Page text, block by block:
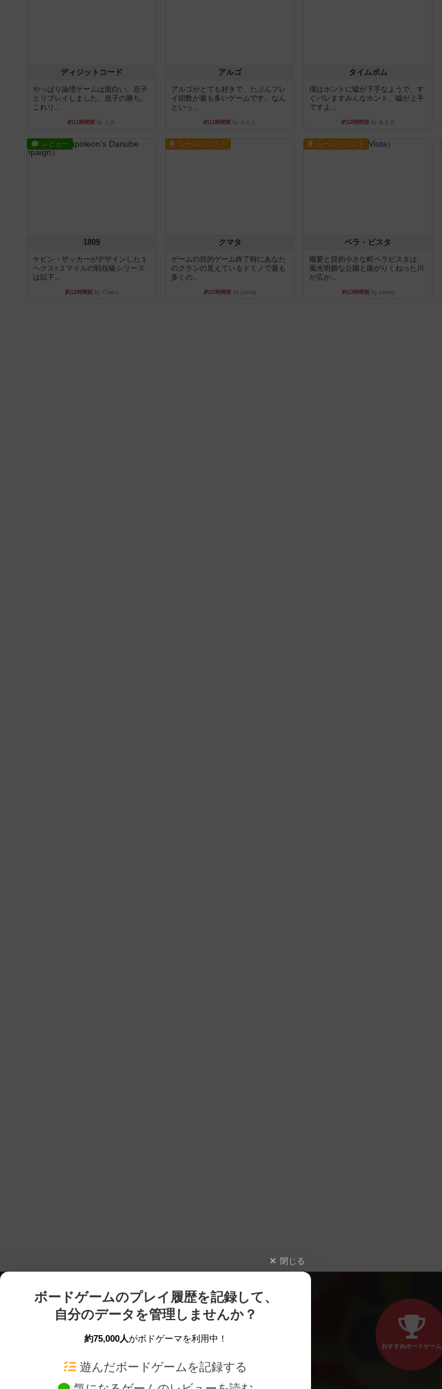
ディジットコード
やっぱり論理ゲームは面白い。息子
とリプレイしました。息子の勝ち。
これリ...
約11時間前 by くみ
アルゴ
アルゴがとても好きで、たぶんプレ
イ回数が最も多いゲームです。なん
といっ...
約11時間前by おとん
タイムボム
僕はホントに嘘が下手なようで、す
ぐバレますみんなホント、嘘が上手
ですよ...
約12時間前by あまる
レビュー
1809
ケビン・ザッカーがデザインした１
ヘクス=２マイルの戦役級シリーズ
は以下...
約12時間前by Chaco
ルール/インスト
クマタ
ゲームの目的ゲーム終了時にあなた
のクランの見えているドミノで最も
多くの...
約12時間前by jurong
ルール/インスト
ベラ・ビスタ
概要と目的小さな町ベラビスタは、
風光明媚な公園と曲がりくねった川
が広が...
約13時間前by jurong
閉じる
ボードゲームのプレイ履歴を記録して、
自分のデータを管理しませんか？
約75,000人がボドゲーマを利用中！
遊んだボードゲームを記録する
おすすめボードゲーム